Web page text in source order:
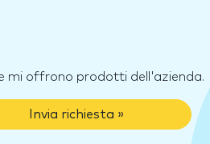
mi offrono prodotti dell'azienda.
Invia richiesta »